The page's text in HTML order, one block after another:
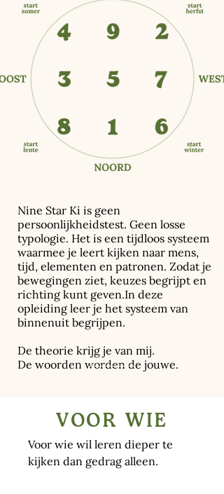
Nine Star Ki is geen
persoonlijkheidstest. Geen losse
typologie. Het is een tijdloos systeem
waarmee je leert kijken naar mens,
tijd, elementen en patronen. Zodat je
bewegingen ziet, keuzes begrijpt en
richting kunt geven.In deze
opleiding leer je het systeem van
binnenuit begrijpen.
De theorie krijg je van mij.
De woorden worden de jouwe.
VOOR WIE
Voor wie wil leren dieper te
kijken dan gedrag alleen.